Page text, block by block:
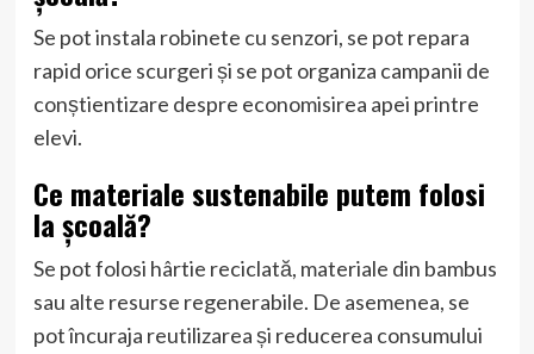
Se pot instala robinete cu senzori, se pot repara
rapid orice scurgeri și se pot organiza campanii de
conștientizare despre economisirea apei printre
elevi.
Ce materiale sustenabile putem folosi
la școală?
Se pot folosi hârtie reciclată, materiale din bambus
sau alte resurse regenerabile. De asemenea, se
pot încuraja reutilizarea și reducerea consumului